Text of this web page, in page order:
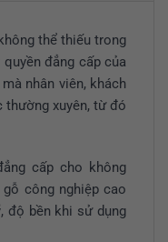
thể thiếu trong
đẳng cấp của
nhân viên, khách
thường xuyên, từ đó
cấp cho không
công nghiệp cao
độ bền khi sử dụng